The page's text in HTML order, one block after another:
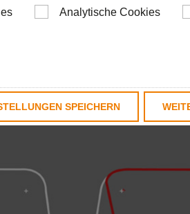
Analytische Cookies
SPEICHERN